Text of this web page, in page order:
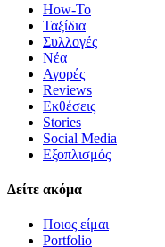
How-To
Ταξίδια
Συλλογές
Νέα
Αγορές
Reviews
Εκθέσεις
Stories
Social Media
Εξοπλισμός
Δείτε ακόμα
Ποιος είμαι
Portfolio